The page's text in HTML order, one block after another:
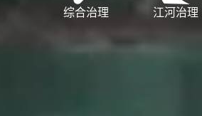
综合治理 江河治理